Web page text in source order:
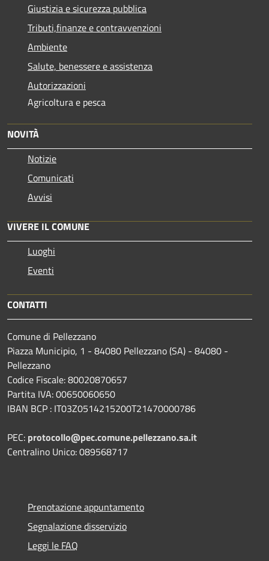
Giustizia e sicurezza pubblica
Tributi,finanze e contravvenzioni
Ambiente
Salute, benessere e assistenza
Autorizzazioni
Agricoltura e pesca
NOVITÀ
Notizie
Comunicati
Avvisi
VIVERE IL COMUNE
Luoghi
Eventi
CONTATTI
Comune di Pellezzano
Piazza Municipio, 1 - 84080 Pellezzano (SA) - 84080 -
Pellezzano
Codice Fiscale: 80020870657
Partita IVA: 00650060650
IBAN BCP : IT03Z0514215200T21470000786
PEC: protocollo@pec.comune.pellezzano.sa.it
Centralino Unico: 089568717
Prenotazione appuntamento
Segnalazione disservizio
Leggi le FAQ